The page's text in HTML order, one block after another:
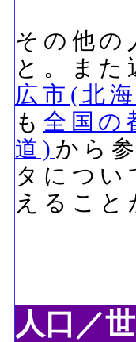
その他の
と。ま
広市(北
も 全国の
道) から
タにつ
えるこ
人口／